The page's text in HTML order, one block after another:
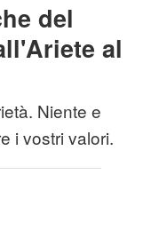
del
al
Niente e
i vostri valori.